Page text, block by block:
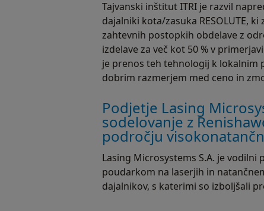
Tajvanski inštitut ITRI je razvil
dajalniki kota/zasuka RESOLUTE,
zahtevnih postopkih obdelave z
izdelave za več kot 50 % v
je prenos teh tehnologij k lokalnim
dobrim razmerjem med ceno in
Podjetje Lasing
sodelovanje z
področju
Lasing Microsystems S.A. je
poudarkom na laserjih in
dajalnikov, s katerimi so izboljšali